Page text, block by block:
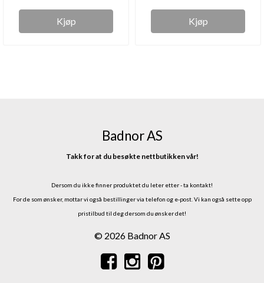
Kjøp Kjøp
Badnor AS
Takk for at du besøkte nettbutikken vår!
Dersom du ikke finner produktet du leter etter - ta kontakt!
For de som ønsker, mottar vi også bestillinger via telefon og e-post. Vi kan også sette opp
pristilbud til deg dersom du ønsker det!
© 2026 Badnor AS